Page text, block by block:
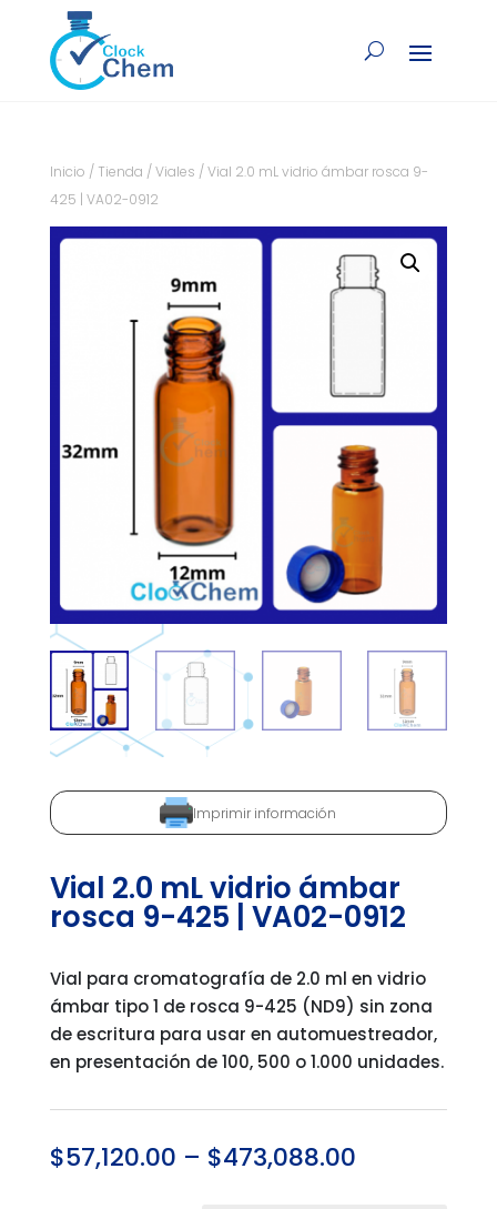
Inicio / Tienda /Viales / Vial 2.0 mL vidrio ámbar rosca 9-
425 | VA02-0912
Imprimir información
Vial 2.0 mL vidrio ámbar
rosca 9-425 | VA02-0912
Vial para cromatografía de 2.0 ml en vidrio
ámbar tipo 1 de rosca 9-425 (ND9) sin zona
de escritura para usar en automuestreador,
en presentación de 100, 500 o 1.000 unidades.
$57,120.00 – $473,088.00